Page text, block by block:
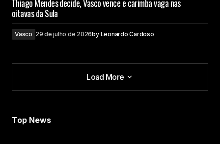
Thiago Mendes decide, Vasco vence e carimba vaga nas
oitavas da Sula
Vasco 29 de julho de 2026by Leonardo Cardoso
Load More
Load More
Top News